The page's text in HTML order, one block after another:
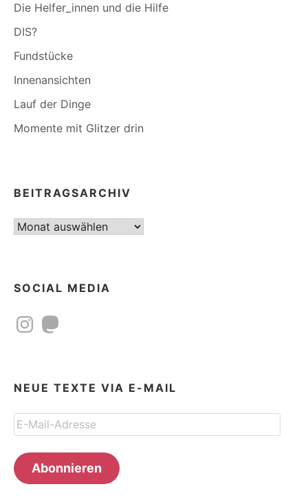
Die Helfer_innen und die Hilfe
DIS?
Fundstücke
Innenansichten
Lauf der Dinge
Momente mit Glitzer drin
BEITRAGSARCHIV
Beitragsarchiv
SOCIAL MEDIA
InstagramMastodon
NEUE TEXTE VIA E-MAIL
E-
Mail-
Adresse
Abonnieren